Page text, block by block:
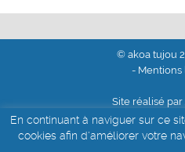
© akoa tujou
- Mentions
Site réalisé
En continuant à naviguer sur ce
cookies afin d'améliorer votre